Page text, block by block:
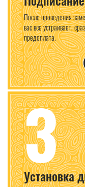
После проведения
вас все устраивает,
предоплата.
3
Установка